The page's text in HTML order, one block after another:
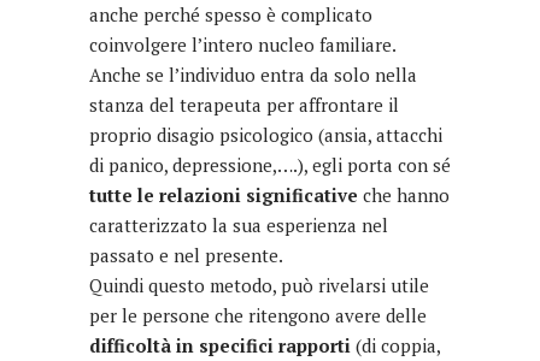
anche perché spesso è complicato
coinvolgere l’intero nucleo familiare.
Anche se l’individuo entra da solo nella
stanza del terapeuta per affrontare il
proprio disagio psicologico (ansia, attacchi
di panico, depressione,….), egli porta con sé
tutte le relazioni significative che hanno
caratterizzato la sua esperienza nel
passato e nel presente.
Quindi questo metodo, può rivelarsi utile
per le persone che ritengono avere delle
difficoltà in specifici rapporti (di coppia,